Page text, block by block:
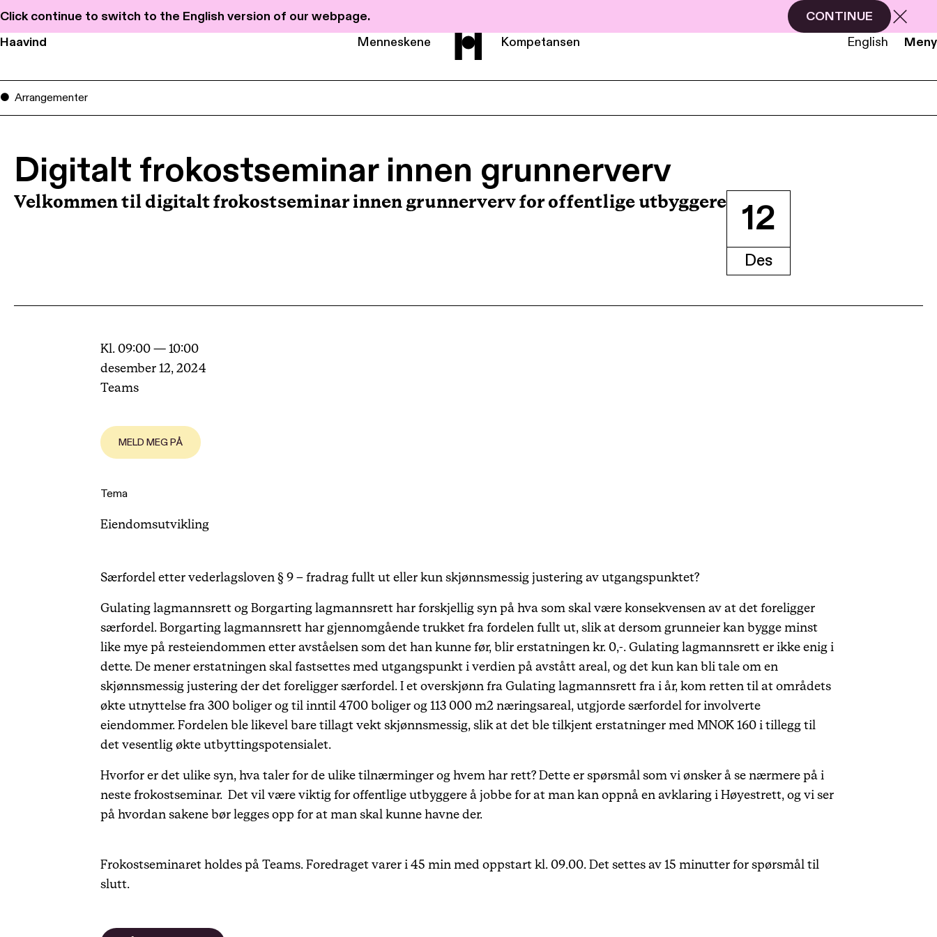
Click continue to switch to the English version of our webpage.
CONTINUE
Haavind
Menneskene Kompetansen English Meny
Menneskene
Arrangementer
Digitalt frokostseminar innen grunnerverv
Velkommen til digitalt frokostseminar innen grunnerverv for offentlige utbyggere 12
Des
Kl. 09:00 — 10:00
desember 12, 2024
Teams
MELD MEG PÅ
Tema
Eiendomsutvikling
Særfordel etter vederlagsloven § 9 – fradrag fullt ut eller kun skjønnsmessig justering av utgangspunktet?
Gulating lagmannsrett og Borgarting lagmannsrett har forskjellig syn på hva som skal være konsekvensen av at det foreligger
særfordel. Borgarting lagmannsrett har gjennomgående trukket fra fordelen fullt ut, slik at dersom grunneier kan bygge minst
like mye på resteiendommen etter avståelsen som det han kunne før, blir erstatningen kr. 0,-. Gulating lagmannsrett er ikke enig i
dette. De mener erstatningen skal fastsettes med utgangspunkt i verdien på avstått areal, og det kun kan bli tale om en
skjønnsmessig justering der det foreligger særfordel. I et overskjønn fra Gulating lagmannsrett fra i år, kom retten til at områdets
økte utnyttelse fra 300 boliger og til inntil 4700 boliger og 113 000 m2 næringsareal, utgjorde særfordel for involverte
eiendommer. Fordelen ble likevel bare tillagt vekt skjønnsmessig, slik at det ble tilkjent erstatninger med MNOK 160 i tillegg til
det vesentlig økte utbyttingspotensialet.
Hvorfor er det ulike syn, hva taler for de ulike tilnærminger og hvem har rett? Dette er spørsmål som vi ønsker å se nærmere på i
neste frokostseminar. Det vil være viktig for offentlige utbyggere å jobbe for at man kan oppnå en avklaring i Høyestrett, og vi ser
på hvordan sakene bør legges opp for at man skal kunne havne der.
Frokostseminaret holdes på Teams. Foredraget varer i 45 min med oppstart kl. 09.00. Det settes av 15 minutter for spørsmål til
slutt.